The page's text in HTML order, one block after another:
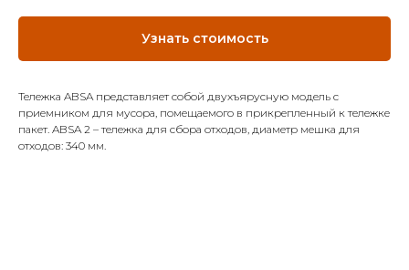
Узнать стоимость
Тележка ABSA представляет собой двухъярусную модель с
приемником для мусора, помещаемого в прикрепленный к тележке
пакет. ABSA 2 – тележка для сбора отходов, диаметр мешка для
отходов: 340 мм.